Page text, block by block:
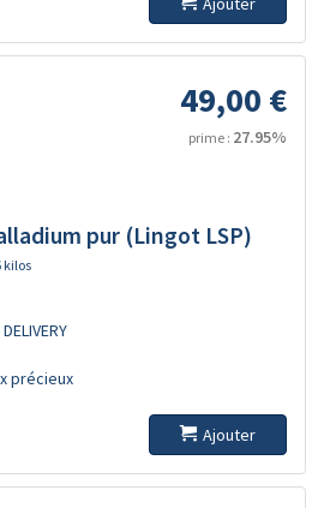
49,00 €
prime : 27.95%
pur (Lingot LSP)
kilos
précieux
Ajouter